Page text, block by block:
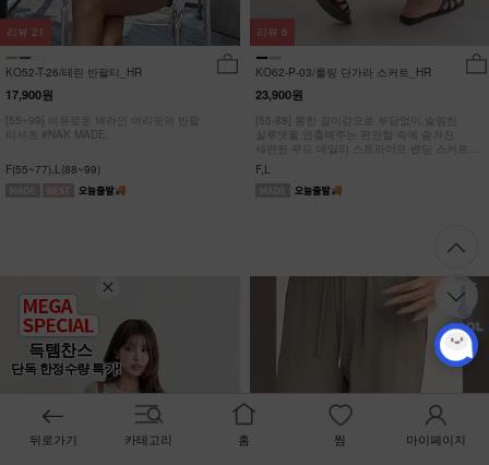
득템찬스
단독 한정수량 특가!
KO52-T-26/테린 반팔티_HR
17,900원
[55~99] 여유로운 넥라인 여리핏의 반팔
티셔츠 #NAK MADE.
F(55~77),L(88~99)
리뷰 21
KO62-P-03/롤링 단가라 스커트_HR
23,900원
[55-88] 롱한 길이감으로 부담없이,슬림한
실루엣을 연출해주는 편안함 속에 숨겨진
세련된 무드 데일리 스트라이프 밴딩 스커트
#NAK MADE.
F,L
리뷰 6
뒤로가기 카테고리 홈 찜 마이페이지